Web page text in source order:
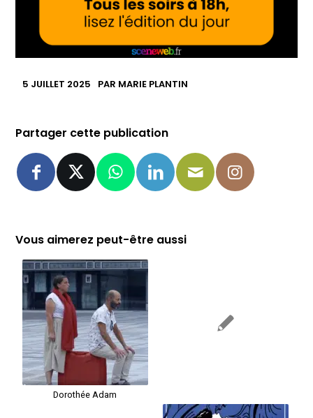
5 JUILLET 2025 PAR MARIE PLANTIN
Partager cette publication
Vous aimerez peut-être aussi
Dorothée Adam